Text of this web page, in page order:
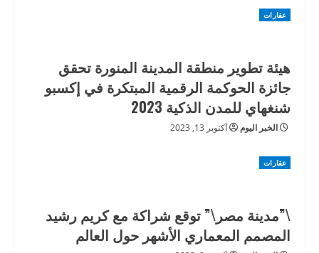
عقارات
هيئة تطوير منطقة المدينة المنورة تحقق
جائزة الحوكمة الرقمية المبتكرة في إكسبو
شنغهاي للمدن الذكية 2023
الخبر اليوم أكتوبر 13, 2023
عقارات
\”مدينة مصر\” توقع شراكة مع كريم رشيد
المصمم المعماري الأشهر حول العالم